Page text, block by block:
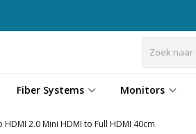
Fiber Systems Monitors
2.0 Mini HDMI to Full HDMI 40cm